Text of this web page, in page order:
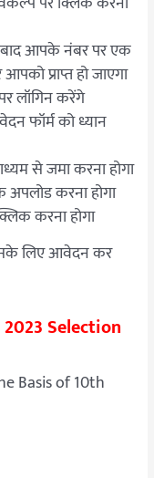
आपके नंबर पर एक
प्राप्त हो जाएगा
लॉगिन करेंगे
फॉर्म को ध्यान
से जमा करना होगा
करना होगा
करना होगा
लिए आवेदन कर
Selection
Basis of 10th